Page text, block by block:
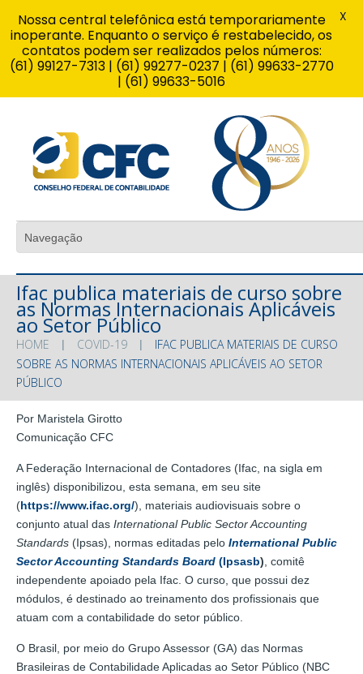
Ifac publica materiais de curso sobre
as Normas Internacionais Aplicáveis
ao Setor Público
HOME COVID-19
IFAC PUBLICA MATERIAIS DE CURSO
SOBRE AS NORMAS INTERNACIONAIS APLICÁVEIS AO SETOR
PÚBLICO
Por Maristela Girotto
Comunicação CFC
A Federação Internacional de Contadores (Ifac, na sigla em
inglês) disponibilizou, esta semana, em seu site
(https://www.ifac.org/), materiais audiovisuais sobre o
conjunto atual das International Public Sector Accounting
Standards (Ipsas), normas editadas pelo International Public
Sector Accounting Standards Board (Ipsasb) , comitê
independente apoiado pela Ifac. O curso, que possui dez
módulos, é destinado ao treinamento dos profissionais que
atuam com a contabilidade do setor público.
O Brasil, por meio do Grupo Assessor (GA) das Normas
Brasileiras de Contabilidade Aplicadas ao Setor Público (NBC
Nossa central telefônica está temporariamente
inoperante. Enquanto o serviço é restabelecido, os
contatos podem ser realizados pelos números:
(61) 99127-7313 | (61) 99277-0237 | (61) 99633-2770
| (61) 99633-5016
X